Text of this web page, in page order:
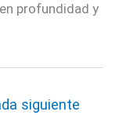
profundidad y
siguiente